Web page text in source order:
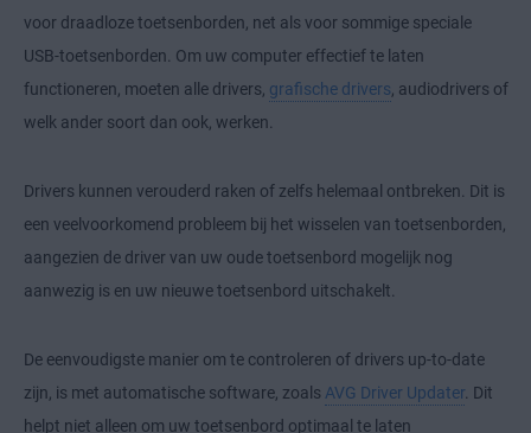
voor draadloze toetsenborden, net als voor sommige speciale
USB-toetsenborden. Om uw computer effectief te laten
functioneren, moeten alle drivers, grafische drivers, audiodrivers of
welk ander soort dan ook, werken.
Drivers kunnen verouderd raken of zelfs helemaal ontbreken. Dit is
een veelvoorkomend probleem bij het wisselen van toetsenborden,
aangezien de driver van uw oude toetsenbord mogelijk nog
aanwezig is en uw nieuwe toetsenbord uitschakelt.
De eenvoudigste manier om te controleren of drivers up-to-date
zijn, is met automatische software, zoals AVG Driver Updater. Dit
helpt niet alleen om uw toetsenbord optimaal te laten